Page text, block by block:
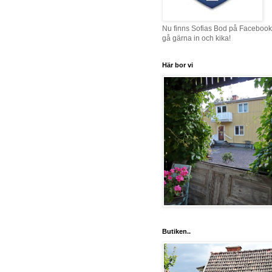
Nu finns Sofias Bod på
gå gärna in och kika!
Här bor vi
Butiken..